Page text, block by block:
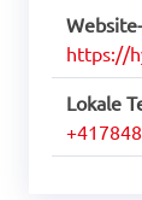
https://
Lokale